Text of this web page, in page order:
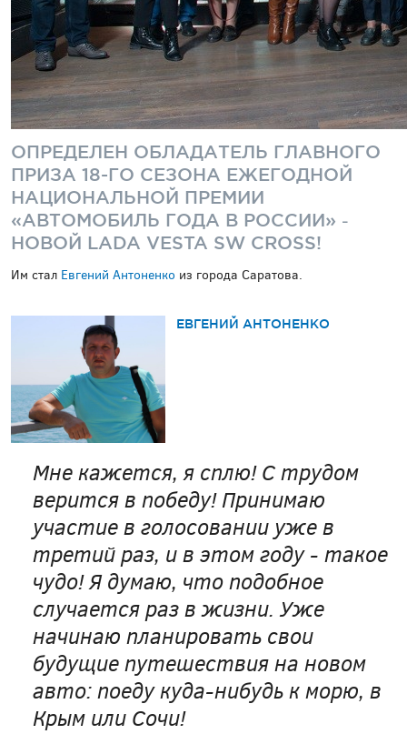
ОПРЕДЕЛЕН ОБЛАДАТЕЛЬ ГЛАВНОГО
ПРИЗА 18-ГО СЕЗОНА ЕЖЕГОДНОЙ
НАЦИОНАЛЬНОЙ ПРЕМИИ
«АВТОМОБИЛЬ ГОДА В РОССИИ» ‒
НОВОЙ LADA VESTA SW CROSS!
Им стал Евгений Антоненко из города Саратова.
ЕВГЕНИЙ АНТОНЕНКО
Мне кажется, я сплю! С трудом
верится в победу! Принимаю
участие в голосовании уже в
третий раз, и в этом году - такое
чудо! Я думаю, что подобное
случается раз в жизни. Уже
начинаю планировать свои
будущие путешествия на новом
авто: поеду куда-нибудь к морю, в
Крым или Сочи!